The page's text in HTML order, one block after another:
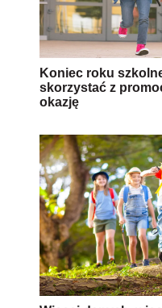
Koniec roku
skorzystać z
okazję